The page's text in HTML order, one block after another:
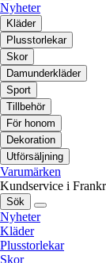
Nyheter
Kläder
Plusstorlekar
Skor
Damunderkläder
Sport
Tillbehör
För honom
Dekoration
Utförsäljning
Varumärken
Kundservice i
Sök
Nyheter
Kläder
Plusstorlekar
Skor